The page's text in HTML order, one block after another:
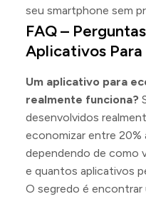
seu smartphone sem
FAQ –
Aplicativos
Um aplicativo para
realmente funciona?
desenvolvidos
economizar entre 20%
dependendo de como
e quantos aplicativos
O segredo é